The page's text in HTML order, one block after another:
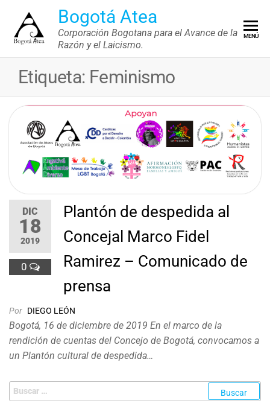
contenido
Bogotá Atea
Corporación Bogotana para el Avance de la
Razón y el Laicismo.
MENÚ
Etiqueta: Feminismo
DIC
18
2019
0
Plantón de despedida al
Concejal Marco Fidel
Ramirez – Comunicado de
prensa
Por DIEGO LEÓN
Bogotá, 16 de diciembre de 2019 En el marco de la
rendición de cuentas del Concejo de Bogotá, convocamos a
un Plantón cultural de despedida…
Buscar: